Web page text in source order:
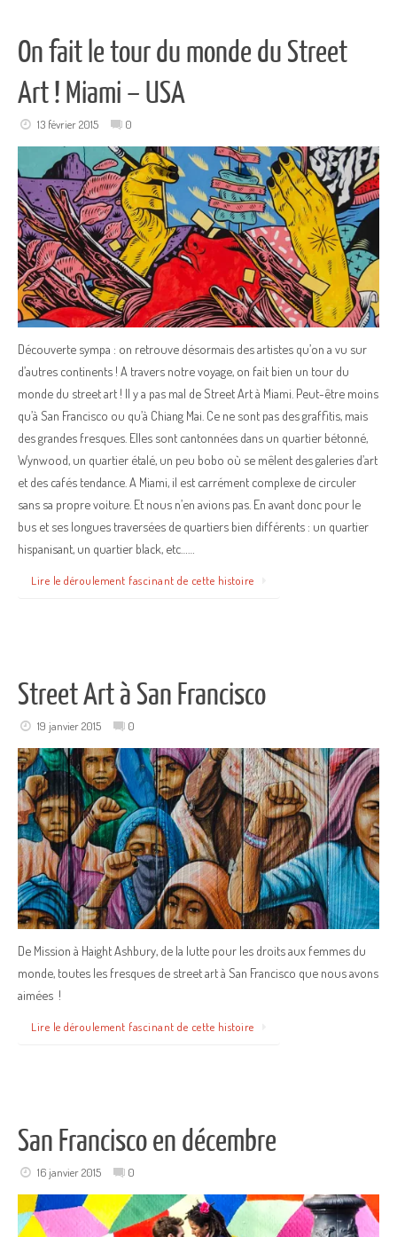
On fait le tour du monde du Street
Art ! Miami – USA
13 février 2015 0
Découverte sympa : on retrouve désormais des artistes qu’on a vu sur
d’autres continents ! A travers notre voyage, on fait bien un tour du
monde du street art ! Il y a pas mal de Street Art à Miami. Peut-être moins
qu’à San Francisco ou qu’à Chiang Mai. Ce ne sont pas des graffitis, mais
des grandes fresques. Elles sont cantonnées dans un quartier bétonné,
Wynwood, un quartier étalé, un peu bobo où se mêlent des galeries d’art
et des cafés tendance. A Miami, il est carrément complexe de circuler
sans sa propre voiture. Et nous n’en avions pas. En avant donc pour le
bus et ses longues traversées de quartiers bien différents : un quartier
hispanisant, un quartier black, etc……
Lire le déroulement fascinant de cette histoire
Street Art à San Francisco
19 janvier 2015 0
De Mission à Haight Ashbury, de la lutte pour les droits aux femmes du
monde, toutes les fresques de street art à San Francisco que nous avons
aimées !
Lire le déroulement fascinant de cette histoire
San Francisco en décembre
16 janvier 2015 0